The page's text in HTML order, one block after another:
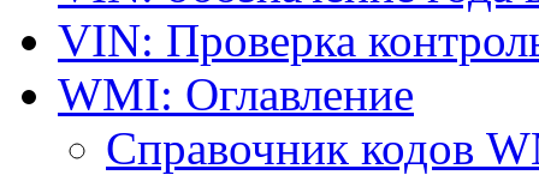
VIN: Проверка
WMI: Оглавление
Справочник кодов